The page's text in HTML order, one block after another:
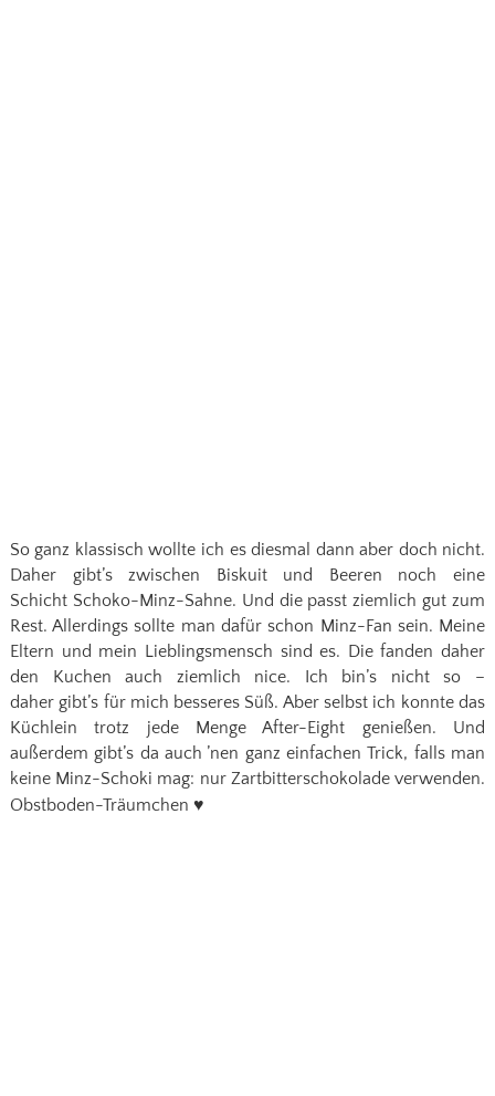
So ganz klassisch wollte ich es diesmal dann aber doch nicht.
Daher gibt’s zwischen Biskuit und Beeren noch eine
Schicht Schoko-Minz-Sahne. Und die passt ziemlich gut zum
Rest. Allerdings sollte man dafür schon Minz-Fan sein. Meine
Eltern und mein Lieblingsmensch sind es. Die fanden daher
den Kuchen auch ziemlich nice. Ich bin’s nicht so –
daher gibt’s für mich besseres Süß. Aber selbst ich konnte das
Küchlein trotz jede Menge After-Eight genießen. Und
außerdem gibt’s da auch ’nen ganz einfachen Trick, falls man
keine Minz-Schoki mag: nur Zartbitterschokolade verwenden.
Obstboden-Träumchen ♥